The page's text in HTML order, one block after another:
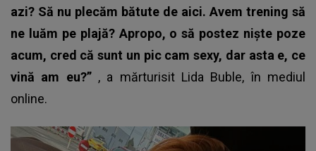
azi? Să nu plecăm bătute de aici. Avem trening să
ne luăm pe plajă? Apropo, o să postez niște poze
acum, cred că sunt un pic cam sexy, dar asta e, ce
vină am eu?” , a mărturisit Lida Buble, în mediul
online.